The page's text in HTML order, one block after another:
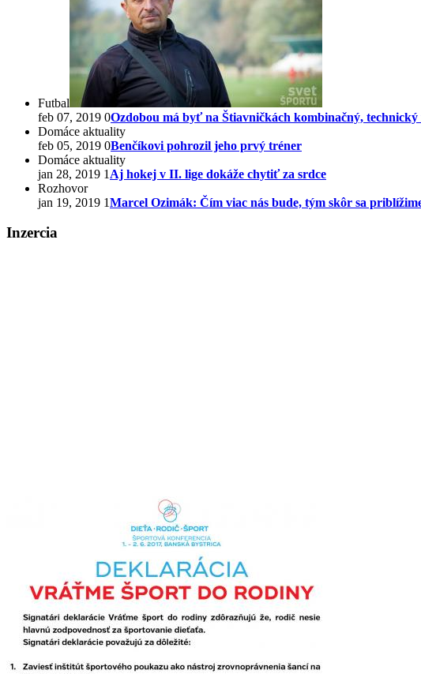
Futbal
feb 07, 2019 0Ozdobou má byť na Štiavničkách kombinačný,
Domáce aktuality
feb 05, 2019 0Benčíkovi pohrozil jeho prvý tréner
Domáce aktuality
jan 28, 2019 1 Aj hokej v II. lige dokáže chytiť za srdce
Rozhovor
jan 19, 2019 1Marcel Ozimák: Čím viac nás bude, tým skôr sa
Inzercia